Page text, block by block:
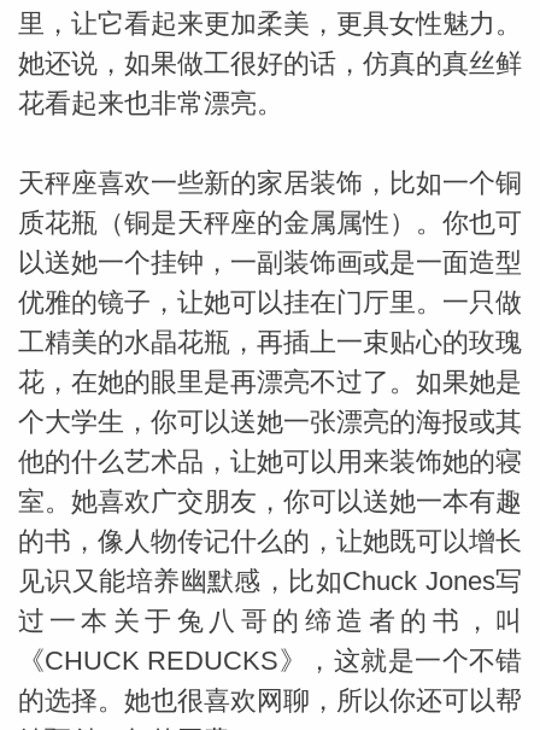
米勒
_susan
里，让它看起来更加柔美，更具女性魅力。
她还说，如果做工很好的话，仿真的真丝鲜
花看起来也非常漂亮。
天秤座喜欢一些新的家居装饰，比如一个铜
质花瓶（铜是天秤座的金属属性）。你也可
以送她一个挂钟，一副装饰画或是一面造型
优雅的镜子，让她可以挂在门厅里。一只做
工精美的水晶花瓶，再插上一束贴心的玫瑰
花，在她的眼里是再漂亮不过了。如果她是
个大学生，你可以送她一张漂亮的海报或其
他的什么艺术品，让她可以用来装饰她的寝
室。她喜欢广交朋友，你可以送她一本有趣
的书，像人物传记什么的，让她既可以增长
见识又能培养幽默感，比如Chuck Jones写
过一本关于兔八哥的缔造者的书，叫
《CHUCK REDUCKS》，这就是一个不错
的选择。她也很喜欢网聊，所以你还可以帮